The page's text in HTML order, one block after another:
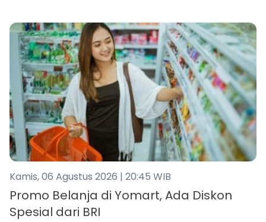
Kamis, 06 Agustus 2026 | 20:45 WIB
Promo Belanja di Yomart, Ada Diskon
Spesial dari BRI